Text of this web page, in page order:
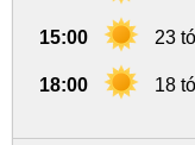
15:00 23
18:00 18